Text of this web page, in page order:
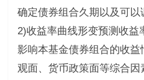
确定债券组合久期以及可以
2)收益率曲线形变预测收益
影响本基金债券组合的收
观面、货币政策面等综合